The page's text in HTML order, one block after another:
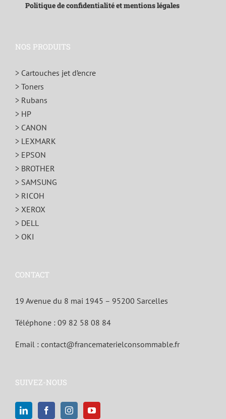
Politique de confidentialité et mentions légales
NOS PRODUITS
> Cartouches jet d’encre
> Toners
> Rubans
> HP
> CANON
> LEXMARK
> EPSON
> BROTHER
> SAMSUNG
> RICOH
> XEROX
> DELL
> OKI
CONTACT
19 Avenue du 8 mai 1945 – 95200 Sarcelles
Téléphone : 09 82 58 08 84
Email : contact@francematerielconsommable.fr
SUIVEZ-NOUS